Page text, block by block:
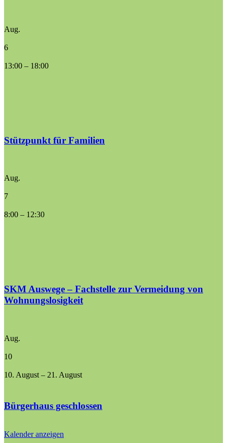
Aug.
6
13:00 – 18:00
Stützpunkt für Familien
Aug.
7
8:00 – 12:30
SKM Auswege – Fachstelle zur Vermeidung von
Wohnungslosigkeit
Aug.
10
10. August – 21. August
Bürgerhaus geschlossen
Kalender anzeigen